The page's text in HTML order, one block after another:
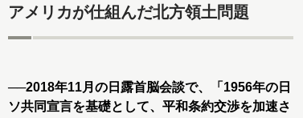
アメリカが仕組んだ北方領土問題
──2018年11月の日露首脳会談で、「1956年の日
ソ共同宣言を基礎として、平和条約交渉を加速さ